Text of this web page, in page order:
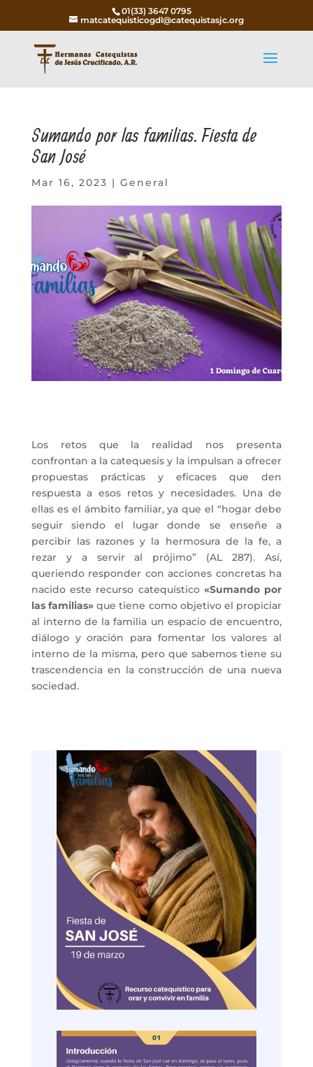
01(33) 3647 0795
matcatequisticogdl@catequistasjc.org
Sumando por las familias. Fiesta de
San José
Mar 16, 2023 | General
Los retos que la realidad nos presenta
confrontan a la catequesis y la impulsan a ofrecer
propuestas prácticas y eficaces que den
respuesta a esos retos y necesidades. Una de
ellas es el ámbito familiar, ya que el “hogar debe
seguir siendo el lugar donde se enseñe a
percibir las razones y la hermosura de la fe, a
rezar y a servir al prójimo” (AL 287). Así,
queriendo responder con acciones concretas ha
nacido este recurso catequístico «Sumando por
las familias» que tiene como objetivo el propiciar
al interno de la familia un espacio de encuentro,
diálogo y oración para fomentar los valores al
interno de la misma, pero que sabemos tiene su
trascendencia en la construcción de una nueva
sociedad.